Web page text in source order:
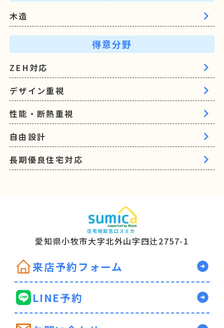
木造
得意分野
ZEH対応
デザイン重視
性能・断熱重視
自由設計
長期優良住宅対応
愛知県小牧市大字北外山字四辻2757-1
来店予約フォーム arrow_circle_right
LINE予約 arrow_circle_right